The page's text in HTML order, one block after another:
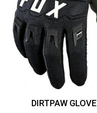
DIRTPAW GLOVE